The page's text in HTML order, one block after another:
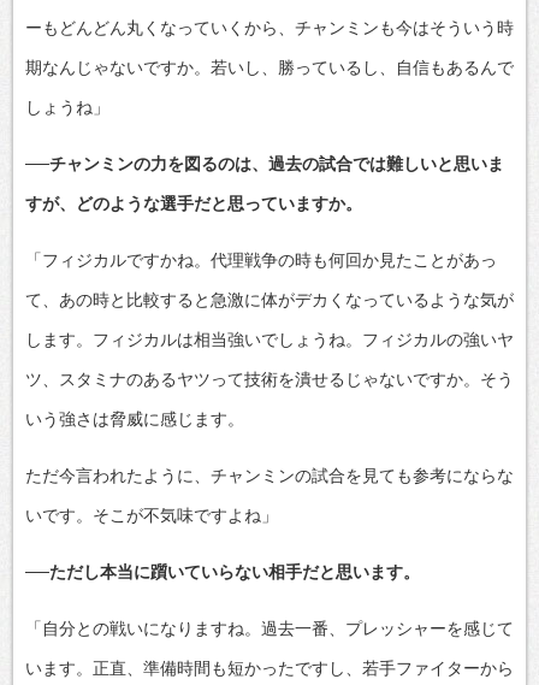
ーもどんどん丸くなっていくから、チャンミンも今はそういう時
期なんじゃないですか。若いし、勝っているし、自信もあるんで
しょうね」
──チャンミンの力を図るのは、過去の試合では難しいと思いま
すが、どのような選手だと思っていますか。
「フィジカルですかね。代理戦争の時も何回か見たことがあっ
て、あの時と比較すると急激に体がデカくなっているような気が
します。フィジカルは相当強いでしょうね。フィジカルの強いヤ
ツ、スタミナのあるヤツって技術を潰せるじゃないですか。そう
いう強さは脅威に感じます。
ただ今言われたように、チャンミンの試合を見ても参考にならな
いです。そこが不気味ですよね」
──ただし本当に躓いていらない相手だと思います。
「自分との戦いになりますね。過去一番、プレッシャーを感じて
います。正直、準備時間も短かったですし、若手ファイターから